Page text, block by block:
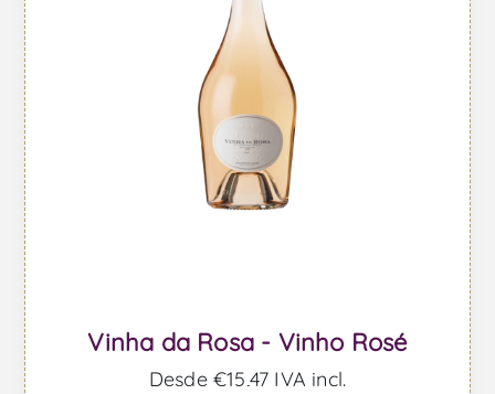
Vinha da Rosa - Vinho Rosé
Desde €15,47 IVA incl.